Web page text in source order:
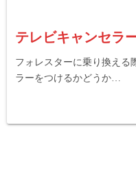
テレビキャンセラ
フォレスターに乗り換える
ラーをつけるかどうか…